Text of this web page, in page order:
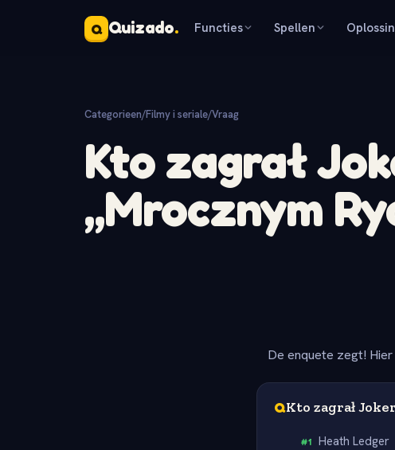
Q Quizado. Functies Spellen
Categorieen/Filmy i seriale/Vraag
Kto zagrał
„Mrocznym
De enquete zegt!
QKto zagrał
#1 Heath Ledger